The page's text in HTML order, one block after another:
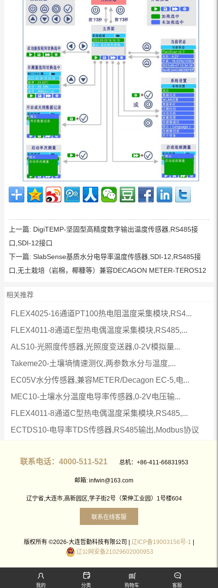
上一篇: DigiTEMP-坚固型高精度数字输出温度传感器,RS485接
口,SDI-12接口
下一篇: SlabSense基质水分电导率温度传感器,SDI-12,RS485接
口,无土栽培（岩棉，椰糠等）兼容DECAGON METER-TEROS12
相关推荐
FLEX4025-16通道PT100热电阻温度采集模块,RS4...
FLEX4011-8通道E型热电偶温度采集模块,RS485,...
ALS10-光照度传感器,光照度变送器,0-2V模拟量...
Takeme20-土壤墒情速测仪,两参数水分与温度,...
EC05V水分传感器,兼容METER/Decagon EC-5,电...
MEC10-土壤水分温度电导率传感器,0-2V电压输...
FLEX4011-8通道C型热电偶温度采集模块,RS485,...
ECTDS10-电导率TDS传感器,RS485输出,Modbus协议
联系电话：4000-511-521 总机：+86-411-66831953
邮箱: infwin@163.com
辽宁省,大连市,高新园区,学子街2号（荣伸工业园）1号楼604
联系在线客服
版权所有 ©2026-大连哲勤科技有限公司 | 辽ICP备19003156号-1 |
辽公网安备21029602000953
我的 分类 购物车 客服